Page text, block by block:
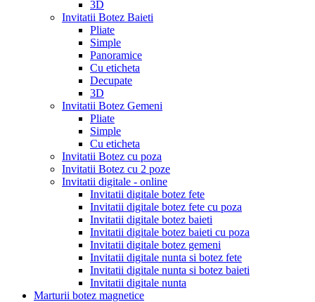
3D
Invitatii Botez Baieti
Pliate
Simple
Panoramice
Cu eticheta
Decupate
3D
Invitatii Botez Gemeni
Pliate
Simple
Cu eticheta
Invitatii Botez cu poza
Invitatii Botez cu 2 poze
Invitatii digitale - online
Invitatii digitale botez fete
Invitatii digitale botez fete cu poza
Invitatii digitale botez baieti
Invitatii digitale botez baieti cu poza
Invitatii digitale botez gemeni
Invitatii digitale nunta si botez fete
Invitatii digitale nunta si botez baieti
Invitatii digitale nunta
Marturii botez magnetice